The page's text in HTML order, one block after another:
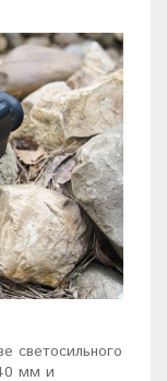
светосильного
мм и